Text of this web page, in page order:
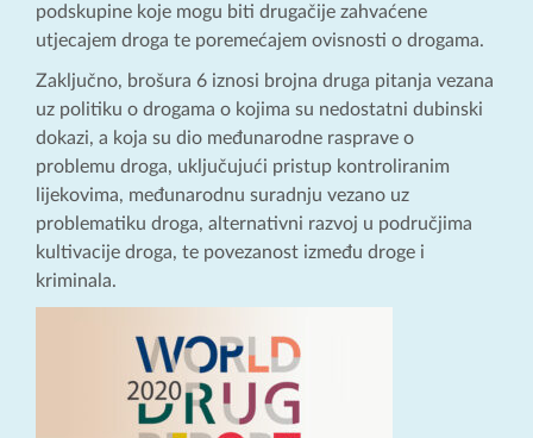
podskupine koje mogu biti drugačije zahvaćene
utjecajem droga te poremećajem ovisnosti o drogama.
Zaključno, brošura 6 iznosi brojna druga pitanja vezana
uz politiku o drogama o kojima su nedostatni dubinski
dokazi, a koja su dio međunarodne rasprave o
problemu droga, uključujući pristup kontroliranim
lijekovima, međunarodnu suradnju vezano uz
problematiku droga, alternativni razvoj u područjima
kultivacije droga, te povezanost između droge i
kriminala.